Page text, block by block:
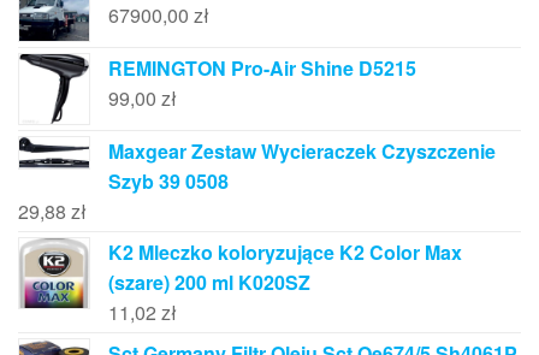
67900,00 zł
REMINGTON Pro-Air Shine D5215
99,00 zł
Maxgear Zestaw Wycieraczek Czyszczenie
Szyb 39 0508
29,88 zł
K2 Mleczko koloryzujące K2 Color Max
(szare) 200 ml K020SZ
11,02 zł